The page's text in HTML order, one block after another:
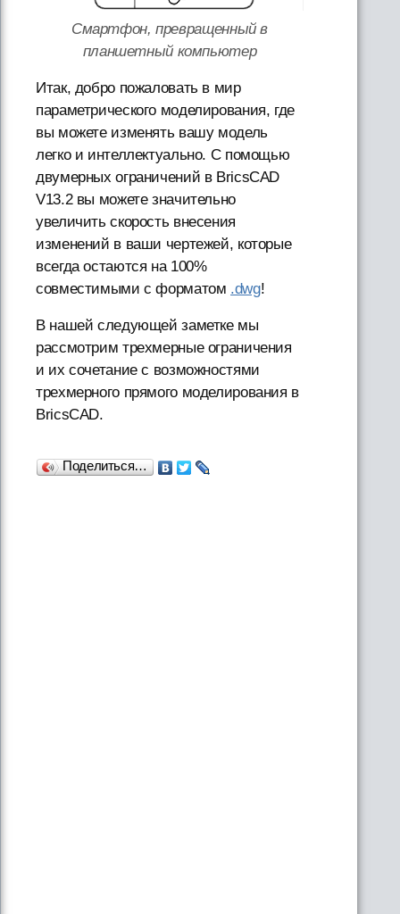
Смартфон, превращенный в
планшетный компьютер
Итак, добро пожаловать в мир
параметрического моделирования, где
вы можете изменять вашу модель
легко и интеллектуально. С помощью
двумерных ограничений в BricsCAD
V13.2 вы можете значительно
увеличить скорость внесения
изменений в ваши чертежей, которые
всегда остаются на 100%
совместимыми с форматом .dwg!
В нашей следующей заметке мы
рассмотрим трехмерные ограничения
и их сочетание с возможностями
трехмерного прямого моделирования в
BricsCAD.
Поделиться…